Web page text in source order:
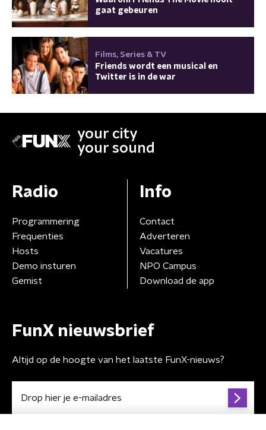
gaat gebeuren
Films, Series & TV
Friends wordt een musical en
Twitter is in de war
your city
your sound
Radio
Programmering
Frequenties
Hosts
Demo insturen
Gemist
Info
Contact
Adverteren
Vacatures
NPO Campus
Download de app
FunX nieuwsbrief
Altijd op de hoogte van het laatste FunX-nieuws?